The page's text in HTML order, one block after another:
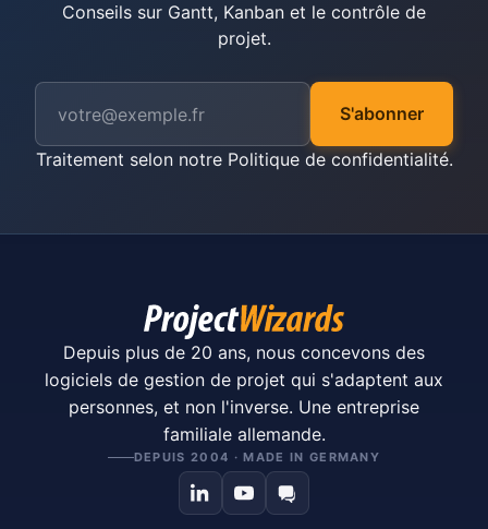
Conseils sur Gantt, Kanban et le contrôle de
projet.
S'abonner
Traitement selon notre Politique de confidentialité.
Depuis plus de 20 ans, nous concevons des
logiciels de gestion de projet qui s'adaptent aux
personnes, et non l'inverse. Une entreprise
familiale allemande.
DEPUIS 2004 · MADE IN GERMANY